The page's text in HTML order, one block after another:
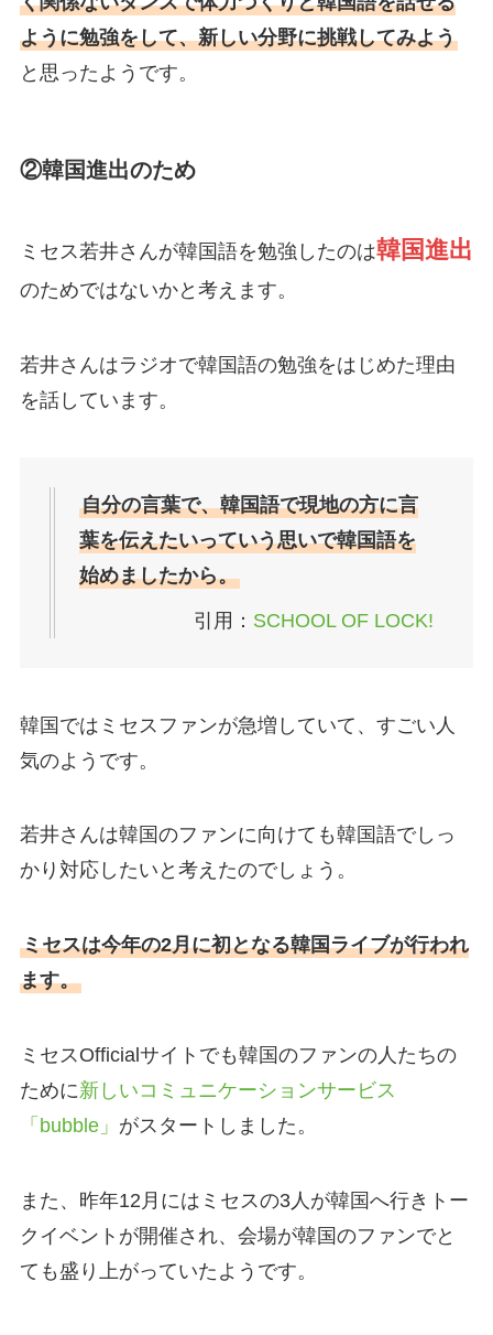
ように勉強をして、新しい分野に挑戦してみよう
と思ったようです。
②韓国進出のため
ミセス若井さんが韓国語を勉強したのは韓国進出
のためではないかと考えます。
若井さんはラジオで韓国語の勉強をはじめた理由
を話しています。
自分の言葉で、韓国語で現地の方に言
葉を伝えたいっていう思いで韓国語を
始めましたから。
引用： SCHOOL OF LOCK!
韓国ではミセスファンが急増していて、すごい人
気のようです。
若井さんは韓国のファンに向けても韓国語でしっ
かり対応したいと考えたのでしょう。
ミセスは今年の2月に初となる韓国ライブが行われ
ます。
ミセスOfficialサイトでも韓国のファンの人たちの
ために新しいコミュニケーションサービス
「bubble」 がスタートしました。
また、昨年12月にはミセスの3人が韓国へ行きトー
クイベントが開催され、会場が韓国のファンでと
ても盛り上がっていたようです。